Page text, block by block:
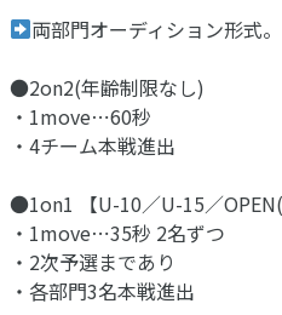
両部門オーディション形式。
●2on2(年齢制限なし)
・1move⋯60秒
・4チーム本戦進出
●1on1 【U-10／U-15／OPEN(
・1move⋯35秒 2名ずつ
・2次予選まであり
・各部門3名本戦進出